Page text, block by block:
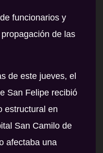
funcionarios y
de las
de este jueves, el
San Felipe recibió
estructural en
San Camilo de
afectaba una